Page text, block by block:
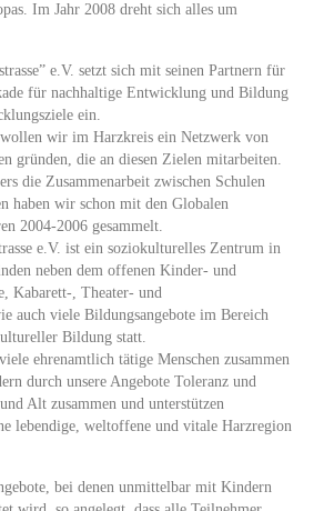
Im Jahr 2008 dreht sich alles um
e.V. setzt sich mit seinen Partnern für
für nachhaltige Entwicklung und Bildung
ein.
wir im Harzkreis ein Netzwerk von
gründen, die an diesen Zielen mitarbeiten.
die Zusammenarbeit zwischen Schulen
haben wir schon mit den Globalen
2004-2006 gesammelt.
e.V. ist ein soziokulturelles Zentrum in
neben dem offenen Kinder- und
Kabarett-, Theater- und
auch viele Bildungsangebote im Bereich
Bildung statt.
ehrenamtlich tätige Menschen zusammen
durch unsere Angebote Toleranz und
Alt zusammen und unterstützen
lebendige, weltoffene und vitale Harzregion
bei denen unmittelbar mit Kindern